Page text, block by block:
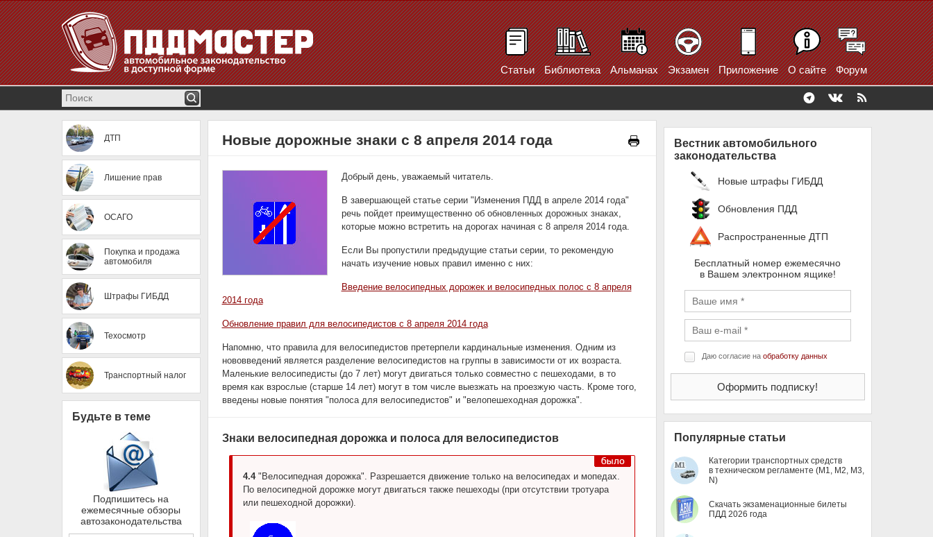
Статьи Библиотека Альманах Экзамен Приложение О сайте Форум
ДТП
Лишение прав
ОСАГО
Покупка и продажа
автомобиля
Штрафы ГИБДД
Техосмотр
Транспортный налог
Будьте в теме
Подпишитесь на
ежемесячные обзоры
автозаконодательства
Новые дорожные знаки с 8 апреля 2014 года
Добрый день, уважаемый читатель.
В завершающей статье серии "Изменения ПДД в апреле 2014 года"
речь пойдет преимущественно об обновленных дорожных знаках,
которые можно встретить на дорогах начиная с 8 апреля 2014 года.
Если Вы пропустили предыдущие статьи серии, то рекомендую
начать изучение новых правил именно с них:
Введение велосипедных дорожек и велосипедных полос с 8 апреля
2014 года
Обновление правил для велосипедистов с 8 апреля 2014 года
Напомню, что правила для велосипедистов претерпели кардинальные изменения. Одним из
нововведений является разделение велосипедистов на группы в зависимости от их возраста.
Маленькие велосипедисты (до 7 лет) могут двигаться только совместно с пешеходами, в то
время как взрослые (старше 14 лет) могут в том числе выезжать на проезжую часть. Кроме того,
введены новые понятия "полоса для велосипедистов" и "велопешеходная дорожка".
Знаки велосипедная дорожка и полоса для велосипедистов
4.4"Велосипедная дорожка". Разрешается движение только на велосипедах и мопедах.
По велосипедной дорожке могут двигаться также пешеходы (при отсутствии тротуара
или пешеходной дорожки).
Вестник автомобильного
законодательства
Новые штрафы ГИБДД
Обновления ПДД
Распространенные ДТП
Бесплатный номер ежемесячно
в Вашем электронном ящике!
Даю согласие на обработку данных
Популярные статьи
Категории транспортных средств
в техническом регламенте (M1, M2, M3,
N)
Скачать экзаменационные билеты
ПДД 2026 года